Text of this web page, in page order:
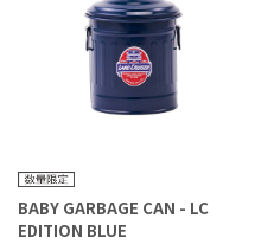
BABY GARBAGE CAN - LC
EDITION BLUE